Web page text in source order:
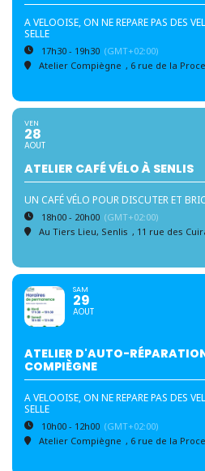
A VELOOISE, ON NE REPARE PAS DES
SELLE
17h30 - 19h30 (GMT+02:00)
Atelier Compiègne , 6 rue de la
VEN
28
AOUT
ATELIER CAFÉ VÉLO À SENLIS
UN CAFÉ VÉLO POUR DISCUTER ET
18h00 - 20h00 (GMT+02:00)
Au Tiers Lieu, Senlis , 11 rue des
SAM
29
AOUT
ATELIER D'AUTO-
COMPIÈGNE
A VELOOISE, ON NE REPARE PAS DES
SELLE
10h00 - 12h00 (GMT+02:00)
Atelier Compiègne , 6 rue de la